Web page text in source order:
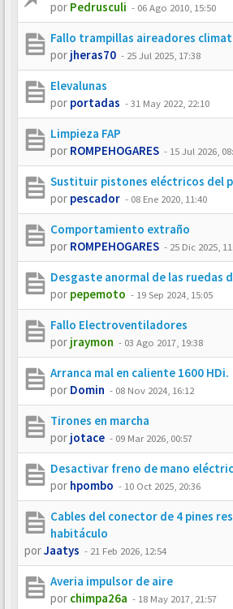
por Pedrusculi - 06 Ago 2010, 15:50
Fallo trampillas aireadores
por jheras70 - 25 Jul 2025, 17:38
Elevalunas
por portadas -31 May 2022, 22:10
Limpieza FAP
por ROMPEHOGARES - 15 Jul 2026,
Sustituir pistones eléctricos del
por pescador - 08 Ene 2020, 11:40
Comportamiento extraño
por ROMPEHOGARES - 25 Dic 2025,
Desgaste anormal de las ruedas
por pepemoto - 19 Sep 2024, 15:05
Fallo Electroventiladores
por jraymon - 03 Ago 2017, 19:38
Arranca mal en caliente 1600 HDi.
por Domin - 08 Nov 2024, 16:12
Tirones en marcha
por jotace - 09 Mar 2026, 00:57
Desactivar freno de mano
por hpombo - 10 Oct 2025, 20:36
Cables del conector de 4 pines
habitáculo
porJaatys - 21 Feb 2026, 12:54
Averia impulsor de aire
por chimpa26a - 18 May 2017, 21:57